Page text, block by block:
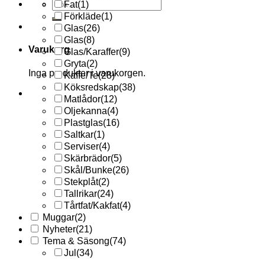
Sök
efter:
Varukorg
Inga produkter i varukorgen.
Fat(1)
Förkläde(1)
Glas(26)
Glas(8)
Glas/Karaffer(9)
Gryta(2)
Kaffe/Te(28)
Köksredskap(38)
Matlådor(12)
Oljekanna(4)
Plastglas(16)
Saltkar(1)
Serviser(4)
Skärbrädor(5)
Skål/Bunke(26)
Stekplåt(2)
Tallrikar(24)
Tårtfat/Kakfat(4)
Muggar(2)
Nyheter(21)
Tema & Säsong(74)
Jul (34)